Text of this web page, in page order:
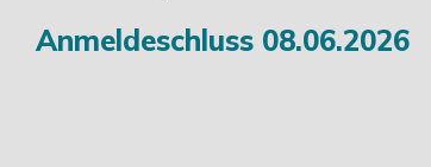
Anmeldeschluss 08.06.2026